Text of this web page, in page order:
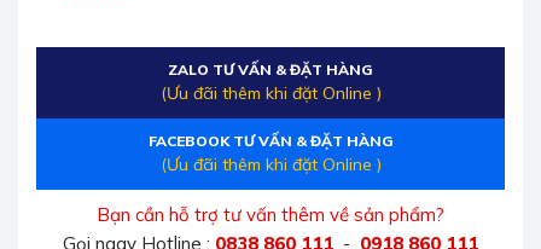
ZALO TƯ VẤN & ĐẶT HÀNG
(Ưu đãi thêm khi đặt Online )
FACEBOOK TƯ VẤN & ĐẶT HÀNG
(Ưu đãi thêm khi đặt Online )
Bạn cần hỗ trợ tư vấn thêm về sản phẩm?
Gọi ngay Hotline : 0838 860 111 - 0918 860 111